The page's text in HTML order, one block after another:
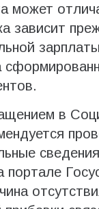
может
зависит
в
портале